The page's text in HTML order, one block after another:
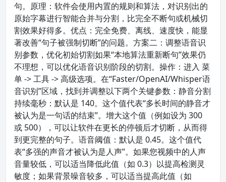
句。原理：软件会使用内置的规则和算法，对识别出的
原始字幕进行智能合并与分割，比完全不断句或机械切
割效果好得多。优点：完全免费、离线、速度快，能显
著改善“句子被强制切断”的问题。方案二：调整语音识
别参数，优化初始切割如果“本地算法重新断句”效果仍
不理想，可以优化语音识别阶段的切割。操作：进入 菜
单 -> 工具 -> 高级选项。在“Faster/OpenAI/Whisper语
音识别”区域，找到并调整以下两个关键参数：静音分割
持续毫秒：默认是 140。这个值代表“多长时间的静音才
被认为是一句话的结束”。增大这个值（例如设为 300
或 500），可以让软件在更长的停顿后才切断，从而得
到更完整的句子。语音阈值：默认是 0.45。这个值代
表“多强的声音才被认为是人声”。如果您视频中的人声
音量较低，可以适当降低此值（如 0.3）以提高检测灵
敏度；如果背景噪音较多，可以适当提高此值（如